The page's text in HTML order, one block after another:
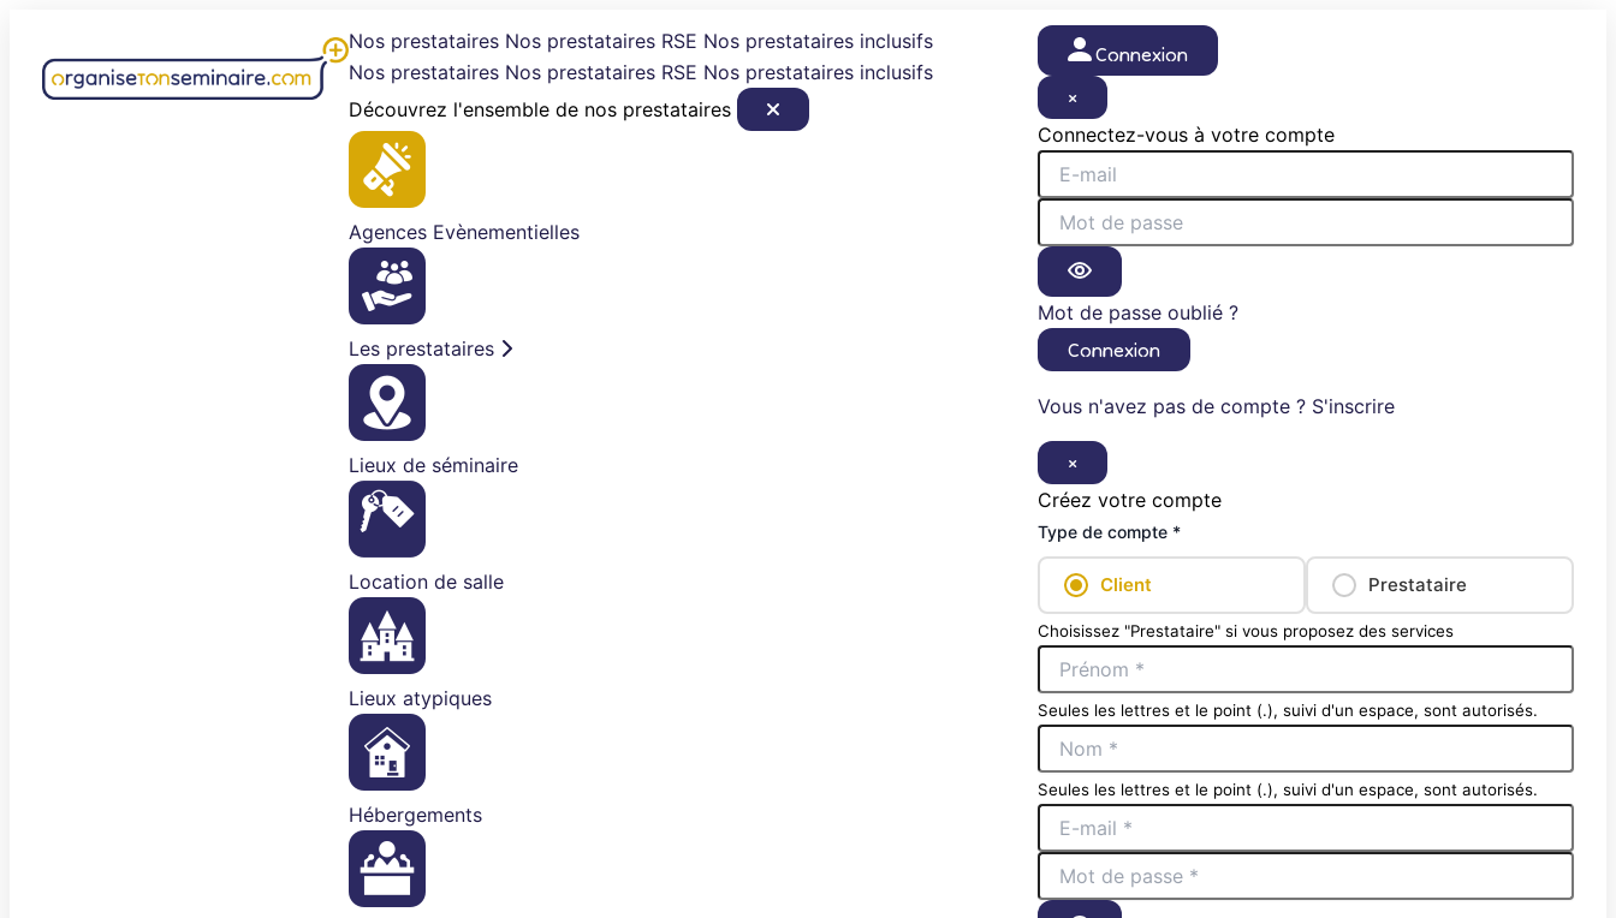
contenu
Nos prestataires Nos prestataires RSE Nos prestataires inclusifs
Nos prestataires Nos prestataires RSE Nos prestataires inclusifs
Découvrez l'ensemble de nos prestataires
Agences Evènementielles
Les prestataires
Lieux de séminaire
Location de salle
Lieux atypiques
Hébergements
Connexion
×
Connectez-vous à votre compte
Mot de passe oublié ?
Connexion
Vous n'avez pas de compte ? S'inscrire
×
Créez votre compte
Type de compte *
Client Prestataire
Choisissez "Prestataire" si vous proposez des services
Seules les lettres et le point (.), suivi d'un espace, sont autorisés.
Seules les lettres et le point (.), suivi d'un espace, sont autorisés.